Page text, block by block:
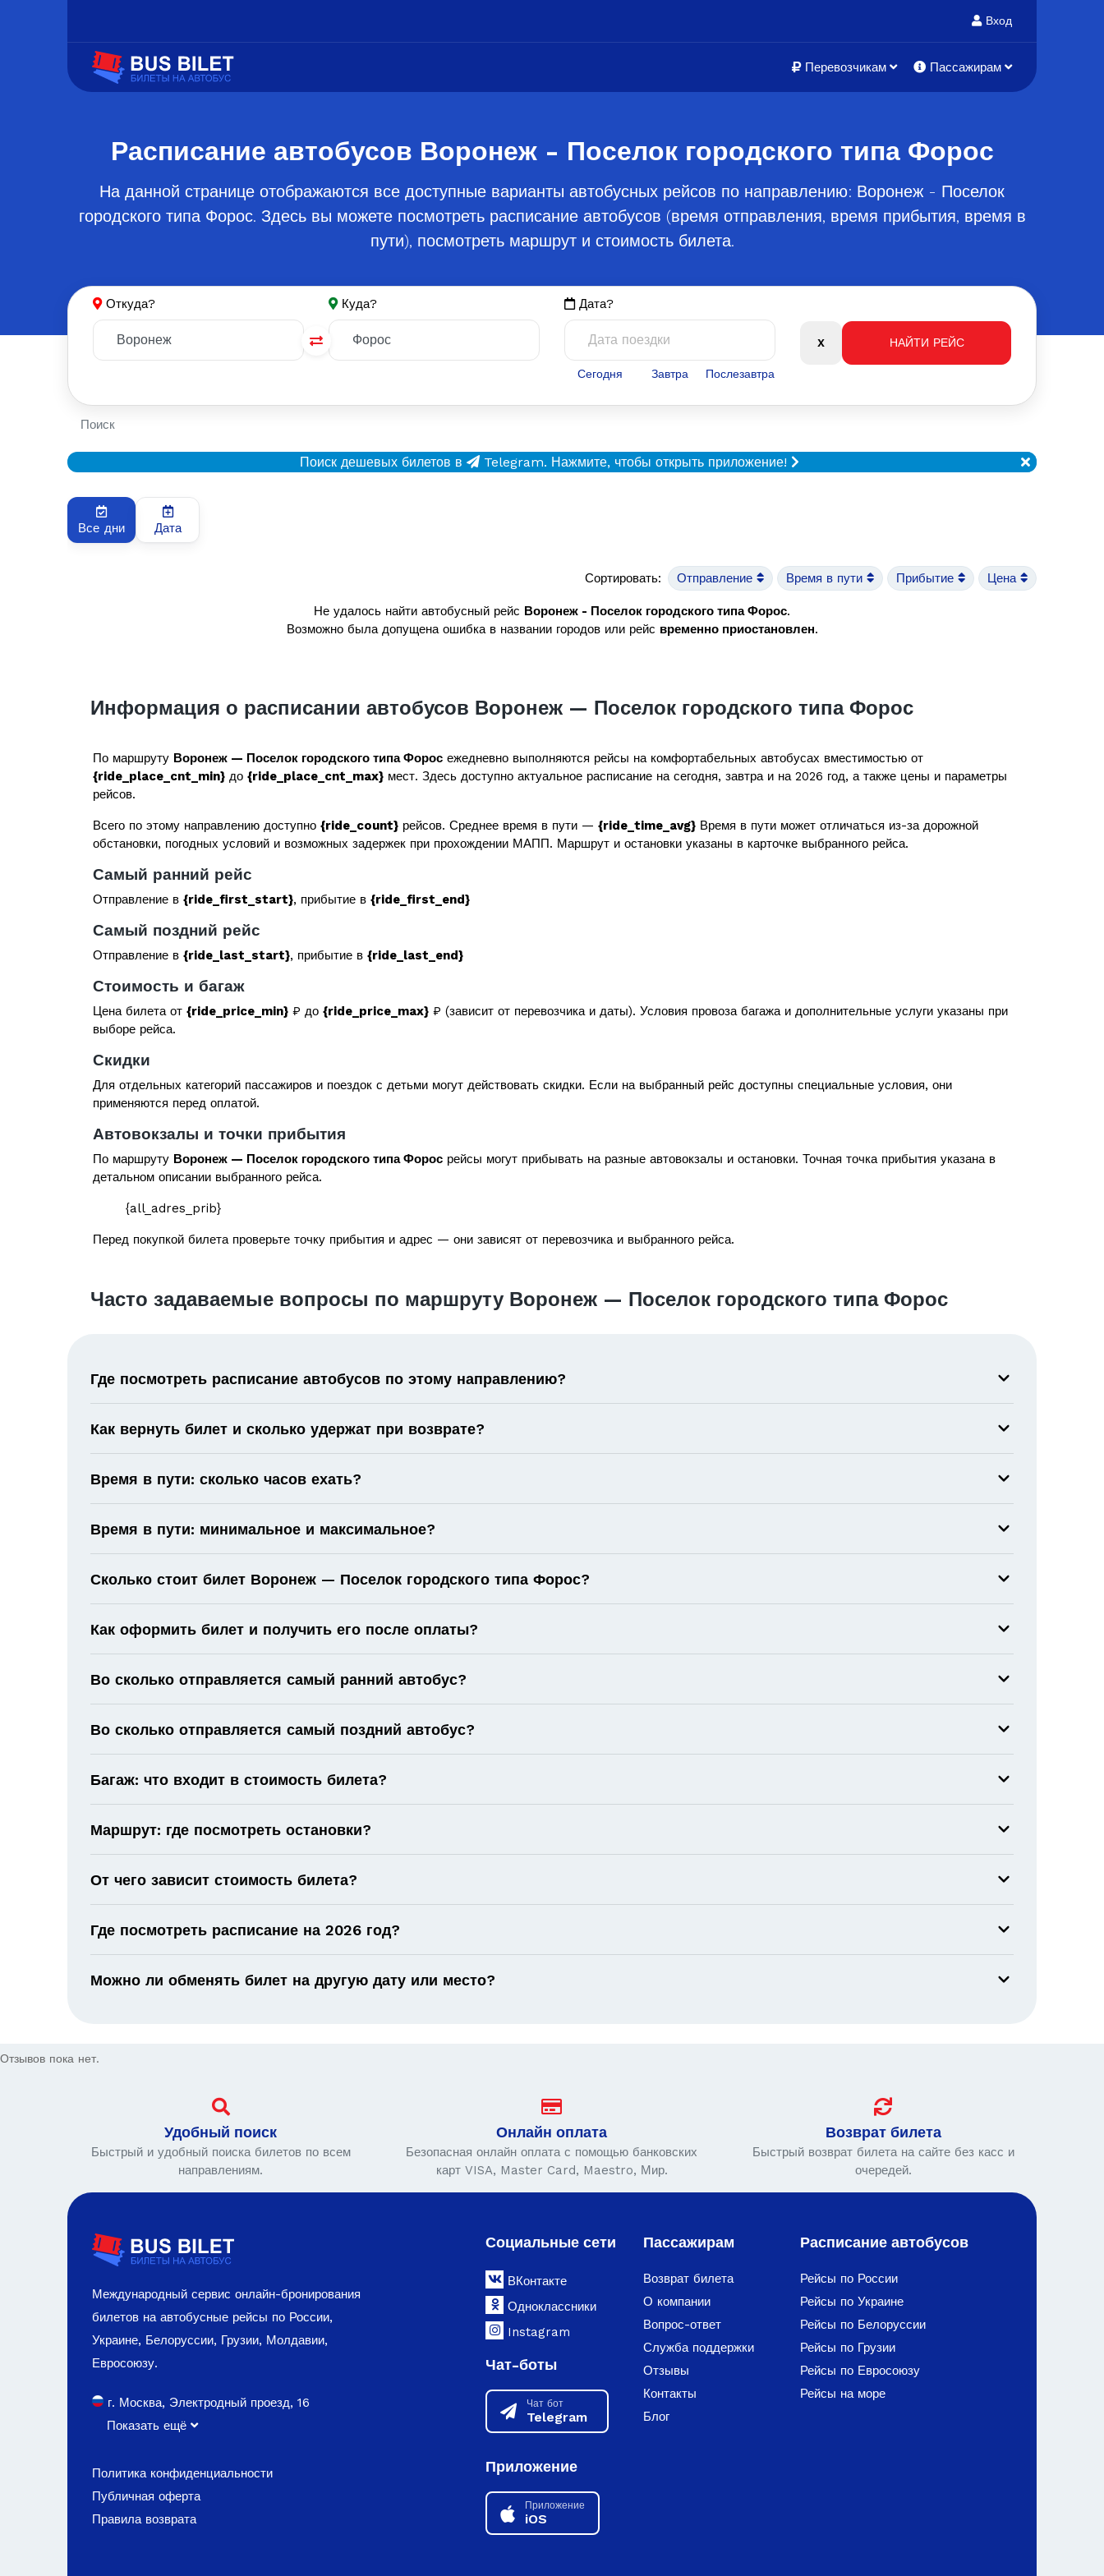
Вход
Перевозчикам Пассажирам
Расписание автобусов Воронеж - Поселок городского типа Форос
На данной странице отображаются все доступные варианты автобусных рейсов по направлению: Воронеж - Поселок
городского типа Форос. Здесь вы можете посмотреть расписание автобусов (время отправления, время прибытия, время в
пути), посмотреть маршрут и стоимость билета.
Откуда? Куда? Дата?
Сегодня Завтра Послезавтра
Поиск
Поиск дешевых билетов в Telegram. Нажмите, чтобы открыть приложение!
Все дни Дата
Сортировать: Отправление Время в пути Прибытие Цена
Не удалось найти автобусный рейс Воронеж - Поселок городского типа Форос.
Возможно была допущена ошибка в названии городов или рейс временно приостановлен.
Информация о расписании автобусов Воронеж — Поселок городского типа Форос
По маршруту Воронеж — Поселок городского типа Форос ежедневно выполняются рейсы на комфортабельных автобусах вместимостью от
{ride_place_cnt_min} до {ride_place_cnt_max} мест. Здесь доступно актуальное расписание на сегодня, завтра и на 2026 год, а также цены и параметры
рейсов.
Всего по этому направлению доступно {ride_count} рейсов. Среднее время в пути — {ride_time_avg} Время в пути может отличаться из-за дорожной
обстановки, погодных условий и возможных задержек при прохождении МАПП. Маршрут и остановки указаны в карточке выбранного рейса.
Самый ранний рейс
Отправление в {ride_first_start}, прибытие в {ride_first_end}
Самый поздний рейс
Отправление в {ride_last_start}, прибытие в {ride_last_end}
Стоимость и багаж
Цена билета от {ride_price_min} ₽ до {ride_price_max} ₽ (зависит от перевозчика и даты). Условия провоза багажа и дополнительные услуги указаны при
выборе рейса.
Скидки
Для отдельных категорий пассажиров и поездок с детьми могут действовать скидки. Если на выбранный рейс доступны специальные условия, они
применяются перед оплатой.
Автовокзалы и точки прибытия
По маршруту Воронеж — Поселок городского типа Форос рейсы могут прибывать на разные автовокзалы и остановки. Точная точка прибытия указана в
детальном описании выбранного рейса.
{all_adres_prib}
Перед покупкой билета проверьте точку прибытия и адрес — они зависят от перевозчика и выбранного рейса.
Часто задаваемые вопросы по маршруту Воронеж — Поселок городского типа Форос
Где посмотреть расписание автобусов по этому направлению?
Как вернуть билет и сколько удержат при возврате?
Время в пути: сколько часов ехать?
Время в пути: минимальное и максимальное?
Сколько стоит билет Воронеж — Поселок городского типа Форос?
Как оформить билет и получить его после оплаты?
Во сколько отправляется самый ранний автобус?
Во сколько отправляется самый поздний автобус?
Багаж: что входит в стоимость билета?
Маршрут: где посмотреть остановки?
От чего зависит стоимость билета?
Где посмотреть расписание на 2026 год?
Можно ли обменять билет на другую дату или место?
Отзывов пока нет.
Удобный поиск
Быстрый и удобный поиска билетов по всем
направлениям.
Онлайн оплата
Безопасная онлайн оплата с помощью банковских
карт VISA, Master Card, Maestro, Мир.
Возврат билета
Быстрый возврат билета на сайте без касс и
очередей.
Международный сервис онлайн-бронирования
билетов на автобусные рейсы по России,
Украине, Белоруссии, Грузии, Молдавии,
Евросоюзу.
г. Москва, Электродный проезд, 16
Показать ещё
Политика конфиденциальности
Публичная оферта
Правила возврата
Социальные сети
ВКонтакте
Одноклассники
Instagram
Чат-боты
Чат бот
Telegram
Приложение
Приложение
iOS
Пассажирам
Возврат билета
О компании
Вопрос-ответ
Служба поддержки
Отзывы
Контакты
Блог
Расписание автобусов
Рейсы по России
Рейсы по Украине
Рейсы по Белоруссии
Рейсы по Грузии
Рейсы по Евросоюзу
Рейсы на море